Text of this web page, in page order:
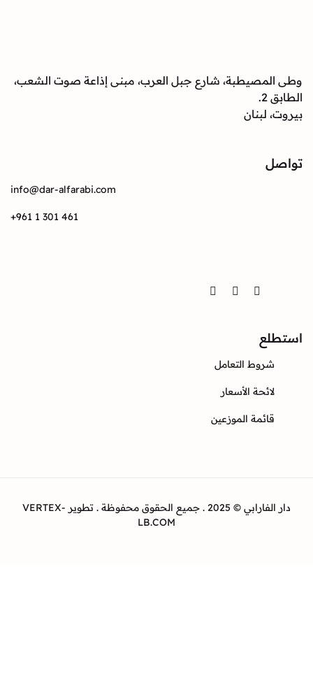
شارع جبل العرب، مبنى إذاعة صوت الشعب،
info@dar-alfarabi.com
+961 1 301 461
Facebook
Instagram
Twitter
التعامل
الأسعار
الموزعين
دار الفارابي © 2025 . جميع الحقوق محفوظة . تطوير VERTEX-